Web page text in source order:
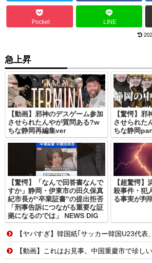
Pocket LINE
急上昇
【動画】邪神のデスゲーム参加
させられたんやが質問ある?w
ちな静岡再編集ver
【驚愕】邪
させられた
ちな静岡
【驚愕】「なんで回答書なんで
すか」静岡・伊東市の田久保真
紀市長が“卒業証書”の提出拒否
「刑事告訴につながる重要な証
拠になるのでは」 NEWS DIG
【超驚愕】
殺事件・犯
る事実が判
【ヤバすぎ】韓国紙｢サッカー韓国U23代表、2歳若い日本
【動画】これはお見事。中国重慶市で珍しい